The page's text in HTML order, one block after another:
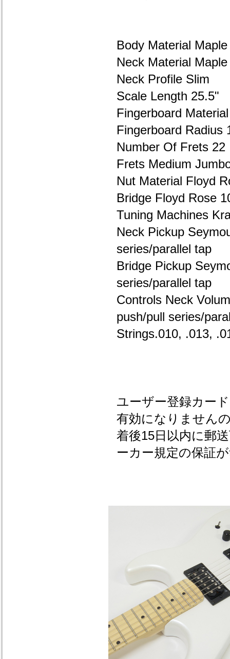
Body Material Maple
Neck Material Maple
Neck Profile Slim
Scale Length 25.5"
Fingerboard
Fingerboard Radius
Number Of Frets 22
Frets Medium
Nut Material Floyd
Bridge Floyd Rose
Tuning Machines
Neck Pickup
series/parallel tap
Bridge Pickup
series/parallel tap
Controls Neck
push/pull series/
Strings.010, .013,
ユーザー登録カー
有効になりません
着後15日以内に郵
ーカー規定の保証